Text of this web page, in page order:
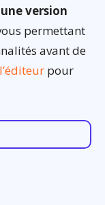
version
permettant
avant de
pour